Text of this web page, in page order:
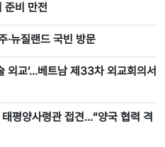
준비 만전
·뉴질랜드 국빈 방문
외교’…베트남 제33차 외교회의서
평양사령관 접견…“양국 협력 격